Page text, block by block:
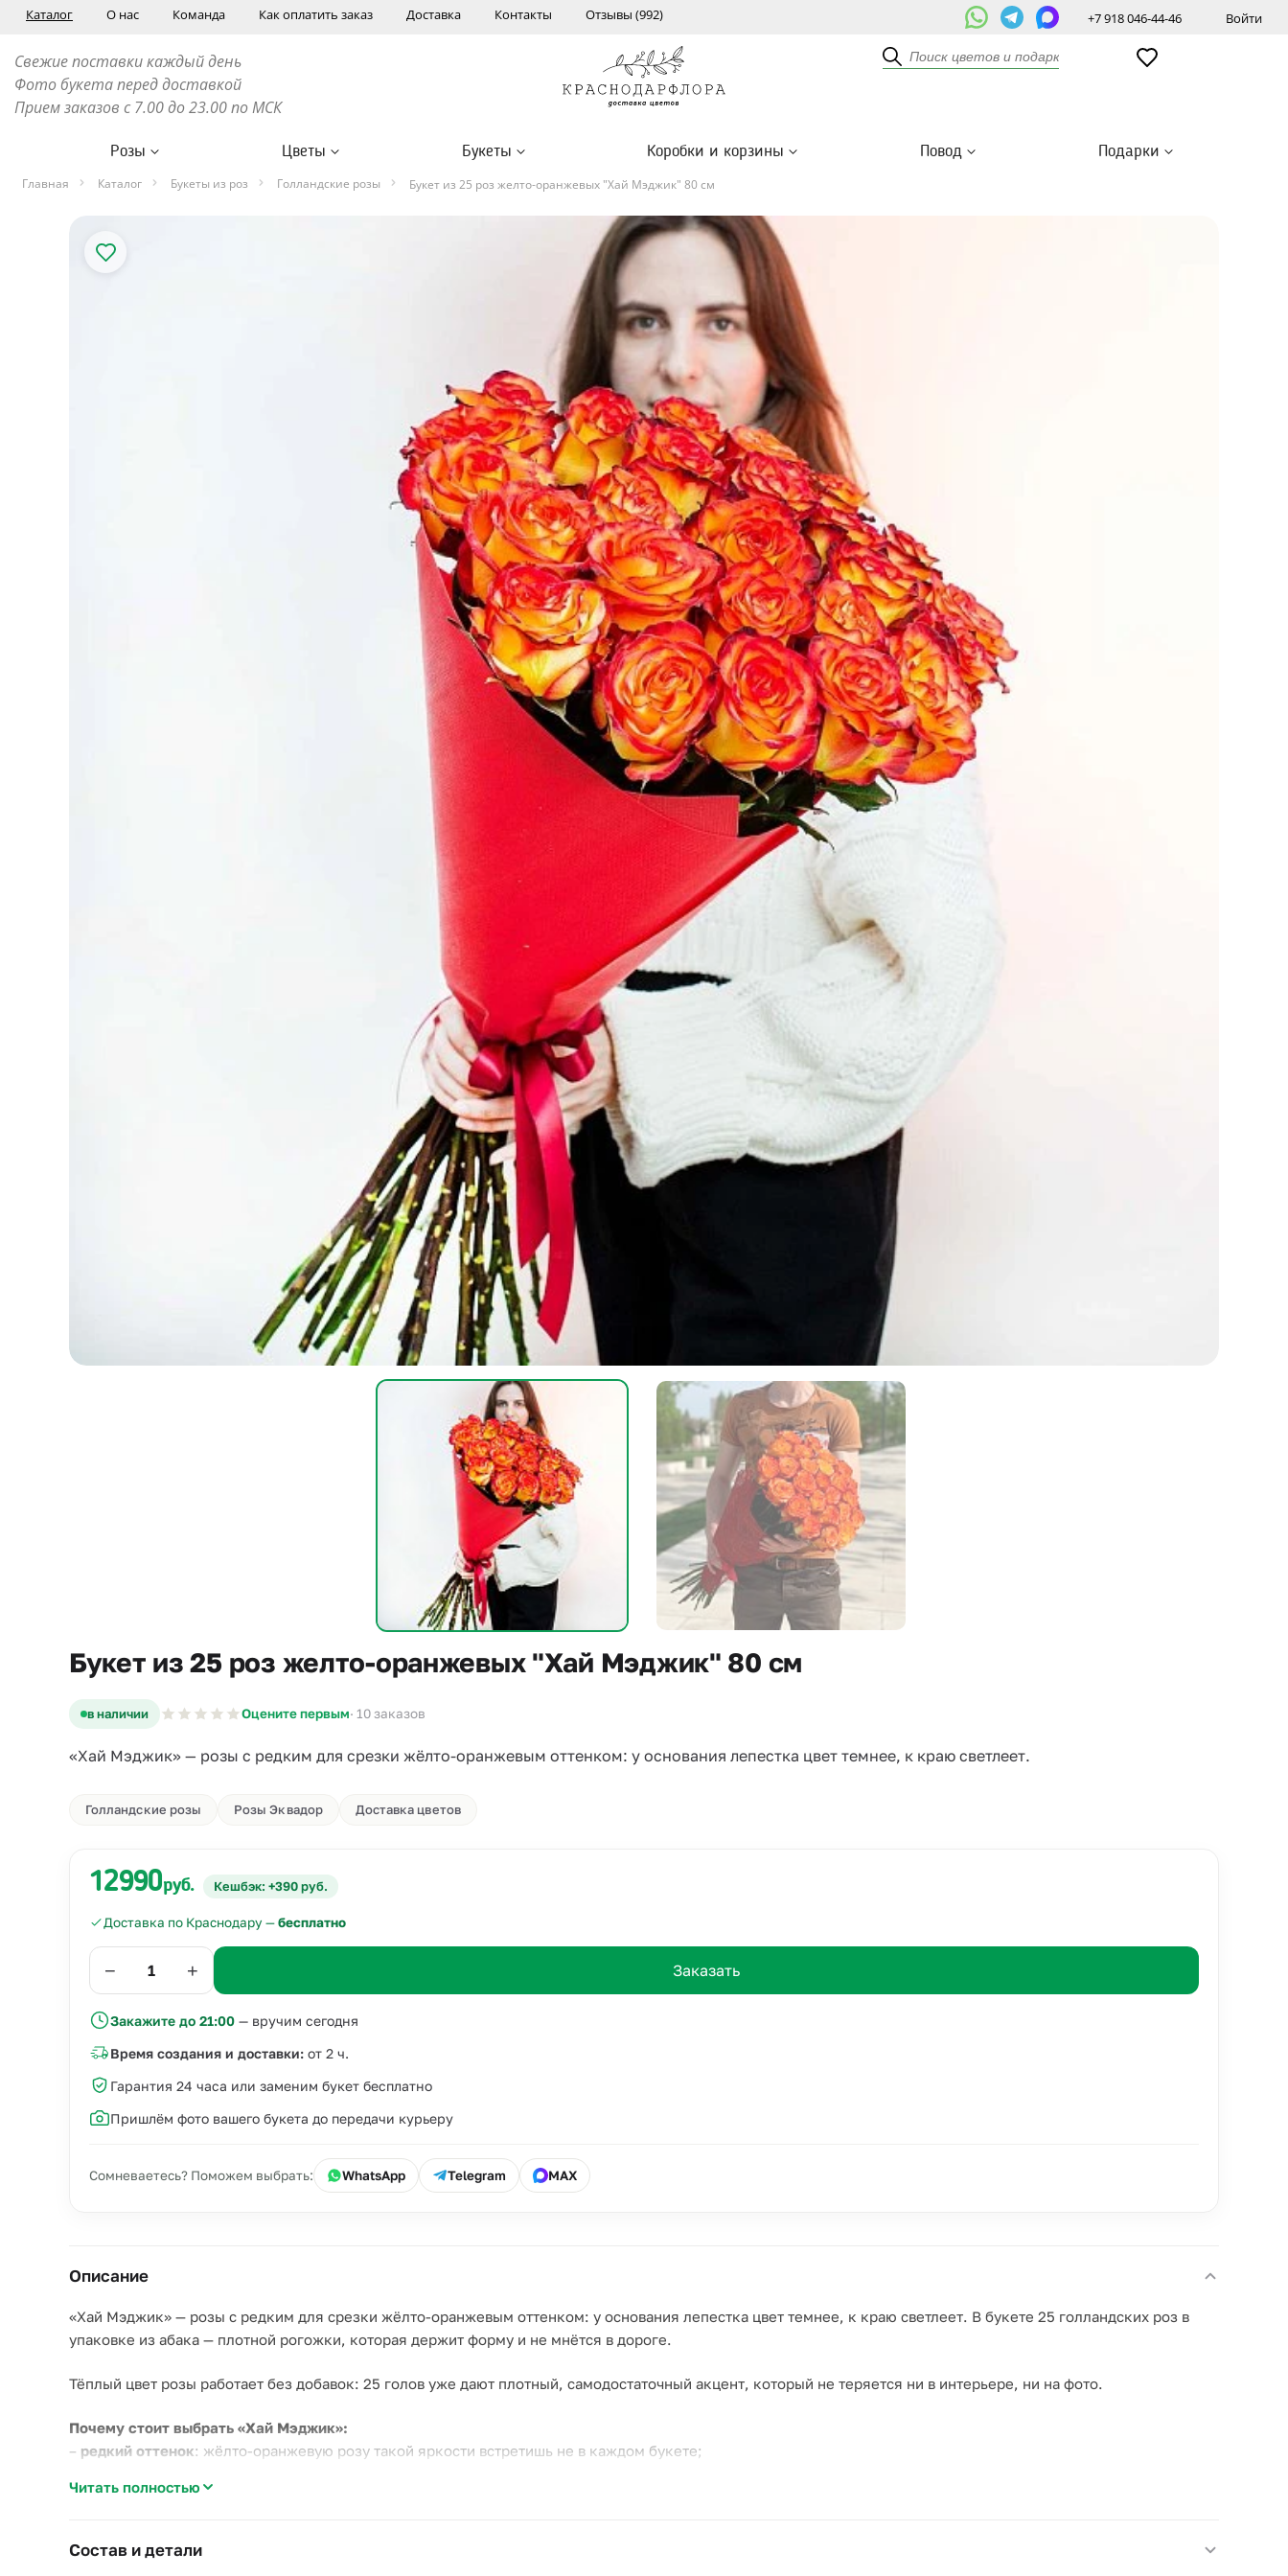
Каталог О нас Команда Как оплатить заказ Доставка Контакты Отзывы (992) +7 918 046-44-46 Войти
Свежие поставки каждый день
Фото букета перед доставкой
Прием заказов с 7.00 до 23.00 по МСК
Розы Цветы Букеты Коробки и корзины Повод Подарки
Главная Каталог Букеты из роз Голландские розы Букет из 25 роз желто-оранжевых "Хай Мэджик" 80 см
Букет из 25 роз желто-оранжевых "Хай Мэджик" 80 см
в наличии Оцените первым· 10 заказов
«Хай Мэджик» — розы с редким для срезки жёлто-оранжевым оттенком: у основания лепестка цвет темнее, к краю светлеет.
Голландские розы Розы Эквадор Доставка цветов
12990руб. Кешбэк: +390 руб.
Доставка по Краснодару —бесплатно
− + Заказать
Закажите до 21:00 — вручим сегодня
Время создания и доставки: от 2 ч.
Гарантия 24 часа или заменим букет бесплатно
Пришлём фото вашего букета до передачи курьеру
Сомневаетесь? Поможем выбрать: WhatsApp Telegram MAX
Описание
«Хай Мэджик» — розы с редким для срезки жёлто-оранжевым оттенком: у основания лепестка цвет темнее, к краю светлеет. В букете 25 голландских роз в
упаковке из абака — плотной рогожки, которая держит форму и не мнётся в дороге.
Тёплый цвет розы работает без добавок: 25 голов уже дают плотный, самодостаточный акцент, который не теряется ни в интерьере, ни на фото.
Почему стоит выбрать «Хай Мэджик»:
– редкий оттенок: жёлто-оранжевую розу такой яркости встретишь не в каждом букете;
–универсальная гамма
Хорош как самостоятельный подарок на день рождения или в знак благодарности — тёплый цвет читается как жест, а не дежурный букет.
Читать полностью
Состав и детали